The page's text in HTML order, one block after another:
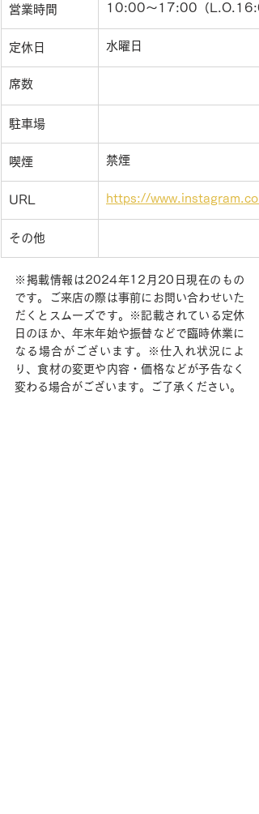
営業時間 10:00〜17:00（
定休日 水曜日
席数
駐車場
喫煙 禁煙
URL https://
その他
※掲載情報は2024年12月20日現在のもの
です。ご来店の際は事前にお問い合わせいた
だくとスムーズです。※記載されている定休
日のほか、年末年始や振替などで臨時休業に
なる場合がございます。※仕入れ状況によ
り、食材の変更や内容・価格などが予告なく
変わる場合がございます。ご了承ください。